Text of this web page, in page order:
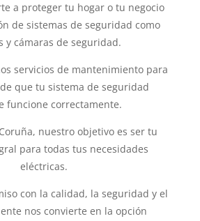
a proteger tu hogar o tu negocio
de sistemas de seguridad como
y cámaras de seguridad.
servicios de mantenimiento para
que tu sistema de seguridad
funcione correctamente.
nuestro objetivo es ser tu
para todas tus necesidades
eléctricas.
con la calidad, la seguridad y el
nos convierte en la opción